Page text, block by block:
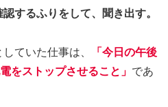
するふりをして、聞き出す。
ていた仕事は、
「今日の午後
をストップさせること」 であ